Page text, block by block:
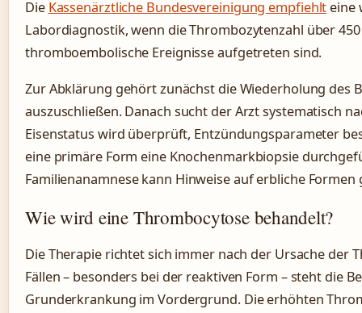
Die Kassenärztliche Bundesvereinigung empfiehlt eine
Labordiagnostik, wenn die Thrombozytenzahl über
thromboembolische Ereignisse aufgetreten sind.
Zur Abklärung gehört zunächst die Wiederholung des
auszuschließen. Danach sucht der Arzt systematisch
Eisenstatus wird überprüft, Entzündungsparameter
eine primäre Form eine Knochenmarkbiopsie
Familienanamnese kann Hinweise auf erbliche Formen
Wie wird eine Thrombocytose behandelt?
Die Therapie richtet sich immer nach der Ursache der
Fällen – besonders bei der reaktiven Form – steht die
Grunderkrankung im Vordergrund. Die erhöhten